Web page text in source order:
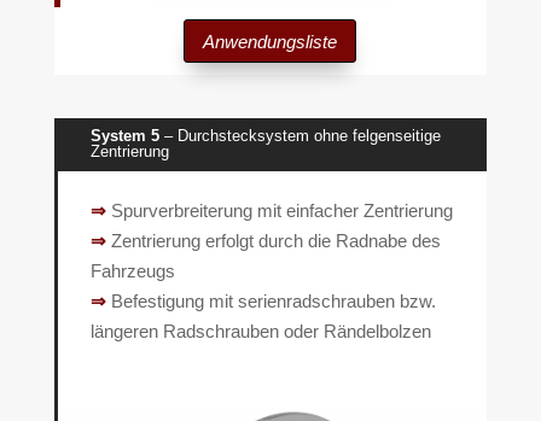
Anwendungsliste
System 5– Durchstecksystem ohne felgenseitige
Zentrierung
⇒Spurverbreiterung mit einfacher Zentrierung
⇒Zentrierung erfolgt durch die Radnabe des
Fahrzeugs
⇒Befestigung mit serienradschrauben bzw.
längeren Radschrauben oder Rändelbolzen